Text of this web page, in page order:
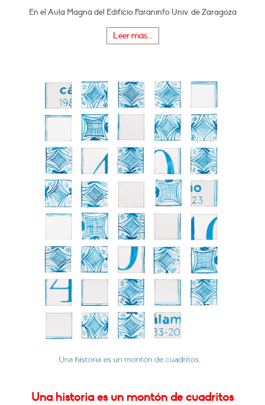
En el Aula Magna del Edificio Paraninfo Univ. de Zaragoza
Leer más...
Una historia es un montón de cuadritos